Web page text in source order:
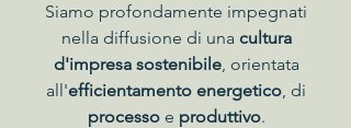
Siamo profondamente impegnati
nella diffusione di una cultura
d'impresa sostenibile, orientata
all'efficientamento energetico, di
processo e produttivo.